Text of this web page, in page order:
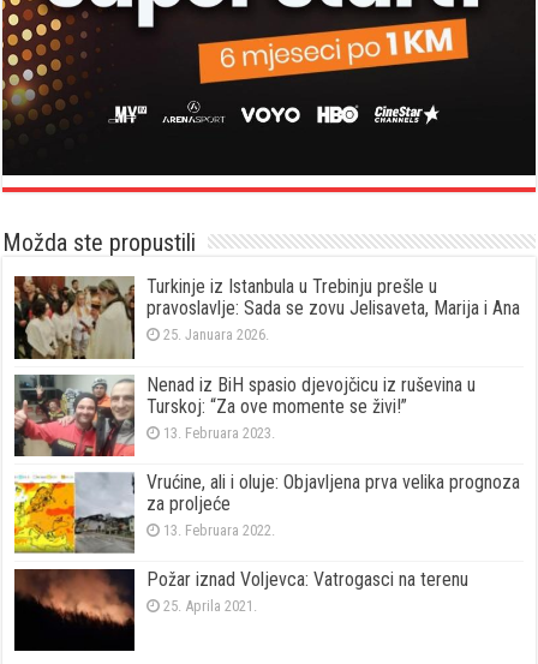
Možda ste propustili
Turkinje iz Istanbula u Trebinju prešle u
pravoslavlje: Sada se zovu Jelisaveta, Marija i Ana
25. Januara 2026.
Nenad iz BiH spasio djevojčicu iz ruševina u
Turskoj: “Za ove momente se živi!”
13. Februara 2023.
Vrućine, ali i oluje: Objavljena prva velika prognoza
za proljeće
13. Februara 2022.
Požar iznad Voljevca: Vatrogasci na terenu
25. Aprila 2021.